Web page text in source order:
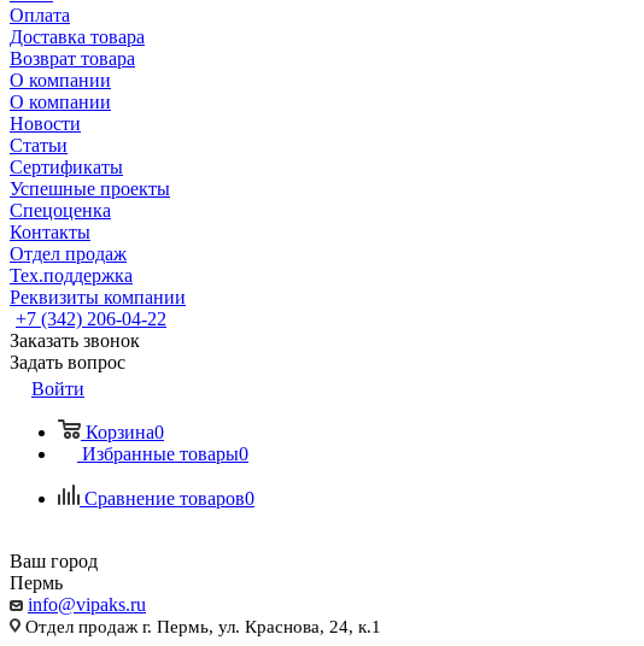
Оплата
Доставка товара
Возврат товара
О компании
О компании
Новости
Статьи
Сертификаты
Успешные проекты
Спецоценка
Контакты
Отдел продаж
Тех.поддержка
Реквизиты компании
+7 (342) 206-04-22
Заказать звонок
Задать вопрос
Войти
Корзина0
Избранные товары0
Сравнение товаров0
Ваш город
Пермь
info@vipaks.ru
Отдел продаж г. Пермь, ул. Краснова, 24, к.1